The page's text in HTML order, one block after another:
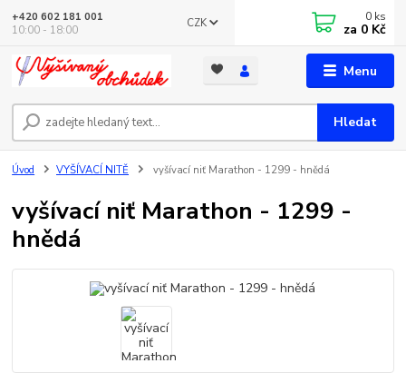
Menu
CZK
Hledat
+420 602 181 001
10:00 - 18:00
0 ks
za 0 Kč
Úvod VYŠÍVACÍ NITĚ vyšívací niť Marathon - 1299 - hnědá
vyšívací niť Marathon - 1299 -
hnědá